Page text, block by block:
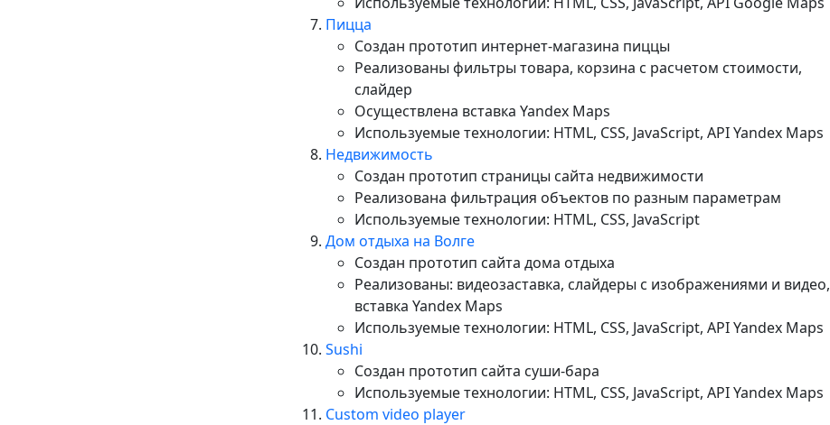
Пицца
Создан прототип интернет-магазина пиццы
Реализованы фильтры товара, корзина с расчетом стоимости,
слайдер
Осуществлена вставка Yandex Maps
Используемые технологии: HTML, CSS, JavaScript, API Yandex Maps
Недвижимость
Создан прототип страницы сайта недвижимости
Реализована фильтрация объектов по разным параметрам
Используемые технологии: HTML, CSS, JavaScript
Дом отдыха на Волге
Создан прототип сайта дома отдыха
Реализованы: видеозаставка, слайдеры с изображениями и видео,
вставка Yandex Maps
Используемые технологии: HTML, CSS, JavaScript, API Yandex Maps
Sushi
Создан прототип сайта суши-бара
Используемые технологии: HTML, CSS, JavaScript, API Yandex Maps
Custom video player